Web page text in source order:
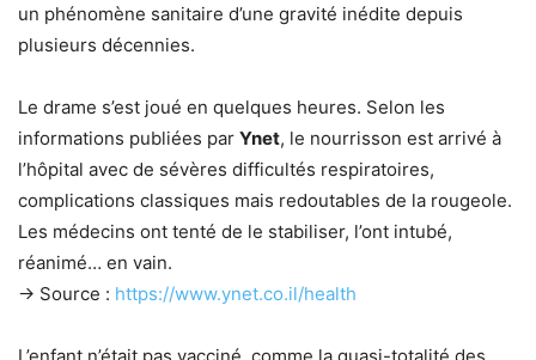
un phénomène sanitaire d’une gravité inédite depuis
plusieurs décennies.
Le drame s’est joué en quelques heures. Selon les
informations publiées par Ynet, le nourrisson est arrivé à
l’hôpital avec de sévères difficultés respiratoires,
complications classiques mais redoutables de la rougeole.
Les médecins ont tenté de le stabiliser, l’ont intubé,
réanimé… en vain.
→ Source : https://www.ynet.co.il/health